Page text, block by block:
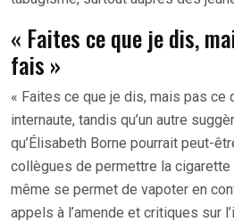
« Faites ce que je dis,
fais »
« Faites ce que je dis, mais pas ce
internaute, tandis qu’un autre
qu’Élisabeth Borne pourrait peut-
collègues de permettre la
même se permet de vapoter en
appels à l’amende et critiques sur